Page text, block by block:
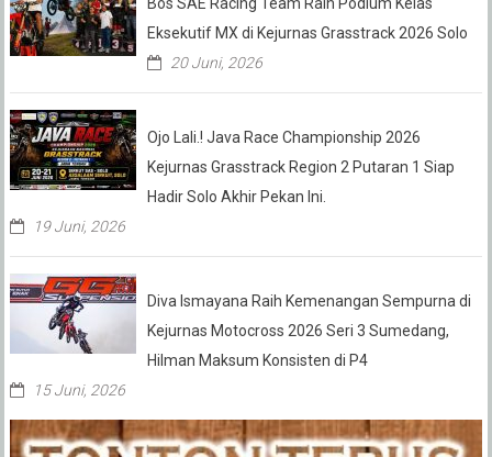
Bos SAE Racing Team Raih Podium Kelas
Eksekutif MX di Kejurnas Grasstrack 2026 Solo
20 Juni, 2026
Ojo Lali.! Java Race Championship 2026
Kejurnas Grasstrack Region 2 Putaran 1 Siap
Hadir Solo Akhir Pekan Ini.
19 Juni, 2026
Diva Ismayana Raih Kemenangan Sempurna di
Kejurnas Motocross 2026 Seri 3 Sumedang,
Hilman Maksum Konsisten di P4
15 Juni, 2026